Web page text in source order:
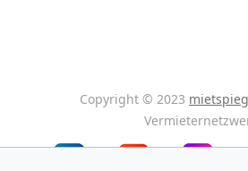
Copyright © 2023